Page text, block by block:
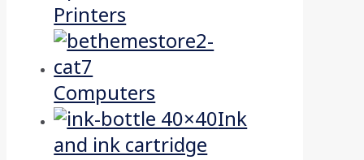
Printers
Computers
Ink
and ink cartridge